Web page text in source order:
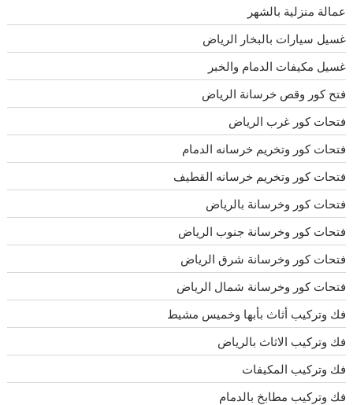
عمالة منزلية بالشهر
غسيل سيارات بالبخار الرياض
غسيل مكيفات الدمام والخبر
فتح كور وقص خرسانة الرياض
فتحات كور غرب الرياض
فتحات كور وتخريم خرسانه الدمام
فتحات كور وتخريم خرسانه القطيف
فتحات كور وخرسانة بالرياض
فتحات كور وخرسانة جنوب الرياض
فتحات كور وخرسانة شرق الرياض
فتحات كور وخرسانة شمال الرياض
فك وتركيب أثاث بأبها وخميس مشيط
فك وتركيب الاثاث بالرياض
فك وتركيب المكيفات
فك وتركيب مطابخ بالدمام